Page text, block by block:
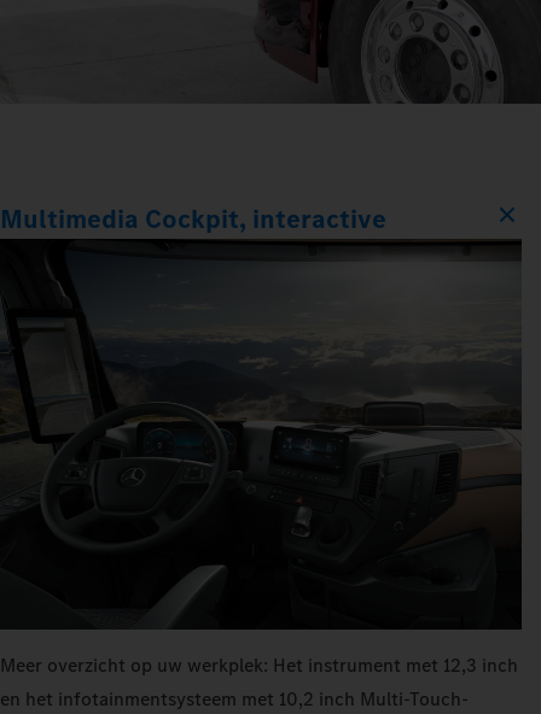
Multimedia Cockpit, interactive
Meer overzicht op uw werkplek: Het instrument met 12,3 inch
en het infotainmentsysteem met 10,2 inch Multi-Touch-